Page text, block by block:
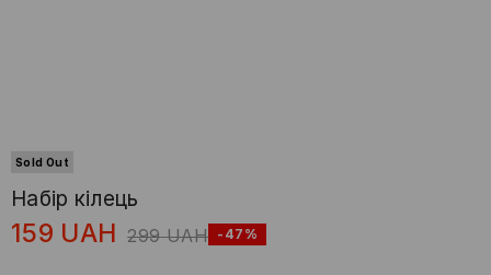
Sold Out
Набір кілець
159 UAH 299 UAH -47%